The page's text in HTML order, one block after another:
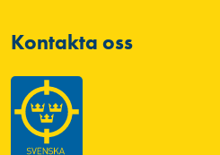
Kontakta oss